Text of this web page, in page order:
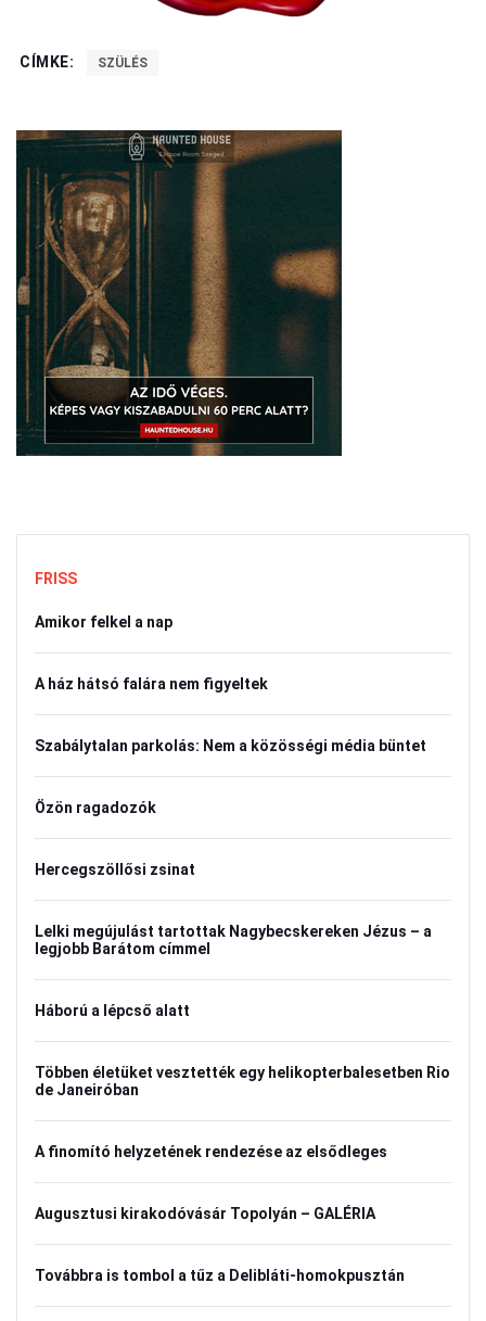
CÍMKE: SZÜLÉS
FRISS
Amikor felkel a nap
A ház hátsó falára nem figyeltek
Szabálytalan parkolás: Nem a közösségi média büntet
Özön ragadozók
Hercegszöllősi zsinat
Lelki megújulást tartottak Nagybecskereken Jézus – a
legjobb Barátom címmel
Háború a lépcső alatt
Többen életüket vesztették egy helikopterbalesetben Rio
de Janeiróban
A finomító helyzetének rendezése az elsődleges
Augusztusi kirakodóvásár Topolyán – GALÉRIA
Továbbra is tombol a tűz a Delibláti-homokpusztán